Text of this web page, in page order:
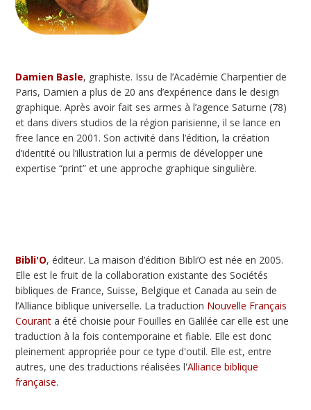
Damien Basle, graphiste. Issu de l’Académie Charpentier de
Paris, Damien a plus de 20 ans d’expérience dans le design
graphique. Après avoir fait ses armes à l’agence Saturne (78)
et dans divers studios de la région parisienne, il se lance en
free lance en 2001. Son activité dans l’édition, la création
d’identité ou l’illustration lui a permis de développer une
expertise “print” et une approche graphique singulière.
Bibli'O, éditeur. La maison d’édition Bibli’O est née en 2005.
Elle est le fruit de la collaboration existante des Sociétés
bibliques de France, Suisse, Belgique et Canada au sein de
l’Alliance biblique universelle. La traduction Nouvelle Français
Courant a été choisie pour Fouilles en Galilée car elle est une
traduction à la fois contemporaine et fiable. Elle est donc
pleinement appropriée pour ce type d'outil. Elle est, entre
autres, une des traductions réalisées l'Alliance biblique
française.